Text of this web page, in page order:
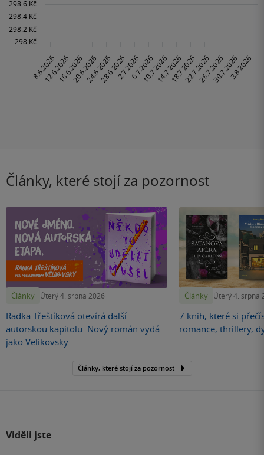
Články, které stojí za pozornost
Články Úterý 4. srpna 2026
Radka Třeštíková otevírá další
autorskou kapitolu. Nový román vydá
jako Velikovsky
Články Úterý 4. srpna
7 knih, které si
romance, thrillery,
Články, které stojí za pozornost
Viděli jste